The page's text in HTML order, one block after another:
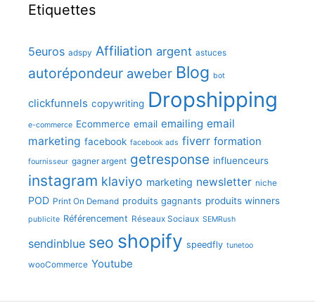
Etiquettes
5euros adspy Affiliation argent astuces
autorépondeur aweber Blog bot
clickfunnels copywriting Dropshipping
e-commerce Ecommerce email emailing email
marketing facebook facebook ads fiverr formation
fournisseur gagner argent getresponse influenceurs
instagram klaviyo marketing newsletter niche
POD Print On Demand produits gagnants produits winners
publicite Référencement Réseaux Sociaux SEMRush
sendinblue seo shopify speedfly tunetoo
wooCommerce Youtube